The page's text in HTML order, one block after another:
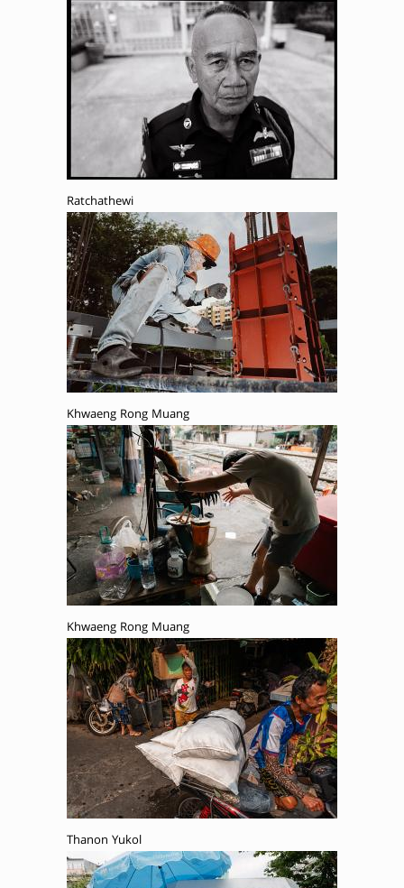
Ratchathewi
Khwaeng Rong Muang
Khwaeng Rong Muang
Thanon Yukol